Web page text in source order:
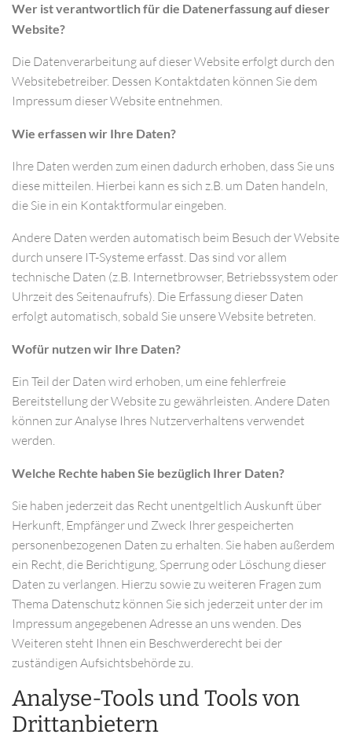
Wer ist verantwortlich für die Datenerfassung auf dieser
Website?
Die Datenverarbeitung auf dieser Website erfolgt durch den
Websitebetreiber. Dessen Kontaktdaten können Sie dem
Impressum dieser Website entnehmen.
Wie erfassen wir Ihre Daten?
Ihre Daten werden zum einen dadurch erhoben, dass Sie uns
diese mitteilen. Hierbei kann es sich z.B. um Daten handeln,
die Sie in ein Kontaktformular eingeben.
Andere Daten werden automatisch beim Besuch der Website
durch unsere IT-Systeme erfasst. Das sind vor allem
technische Daten (z.B. Internetbrowser, Betriebssystem oder
Uhrzeit des Seitenaufrufs). Die Erfassung dieser Daten
erfolgt automatisch, sobald Sie unsere Website betreten.
Wofür nutzen wir Ihre Daten?
Ein Teil der Daten wird erhoben, um eine fehlerfreie
Bereitstellung der Website zu gewährleisten. Andere Daten
können zur Analyse Ihres Nutzerverhaltens verwendet
werden.
Welche Rechte haben Sie bezüglich Ihrer Daten?
Sie haben jederzeit das Recht unentgeltlich Auskunft über
Herkunft, Empfänger und Zweck Ihrer gespeicherten
personenbezogenen Daten zu erhalten. Sie haben außerdem
ein Recht, die Berichtigung, Sperrung oder Löschung dieser
Daten zu verlangen. Hierzu sowie zu weiteren Fragen zum
Thema Datenschutz können Sie sich jederzeit unter der im
Impressum angegebenen Adresse an uns wenden. Des
Weiteren steht Ihnen ein Beschwerderecht bei der
zuständigen Aufsichtsbehörde zu.
Analyse-Tools und Tools von
Drittanbietern